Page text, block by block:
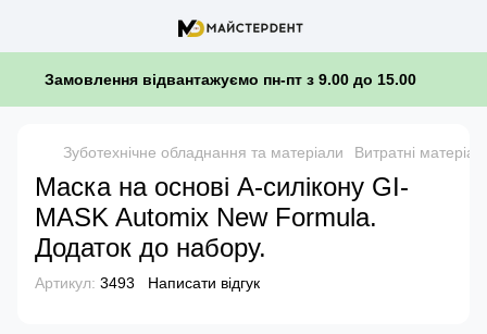
Замовлення відвантажуємо пн-пт з 9.00 до 15.00
Зуботехнічне обладнання та матеріали Витратні
Маска на основі A-силікону GI-
MASK Automix New Formula.
Додаток до набору.
Артикул: 3493 Написати відгук